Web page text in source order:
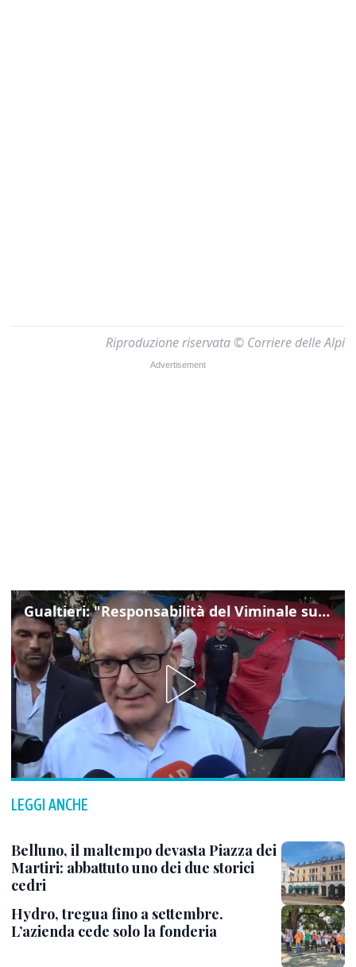
Riproduzione riservata © Corriere delle Alpi
Gualtieri: "Responsabilità del Viminale su Spin Time? La posizione dei partiti è nota"
LEGGI ANCHE
Belluno, il maltempo devasta Piazza dei
Martiri: abbattuto uno dei due storici
cedri
Hydro, tregua fino a settembre.
L’azienda cede solo la fonderia